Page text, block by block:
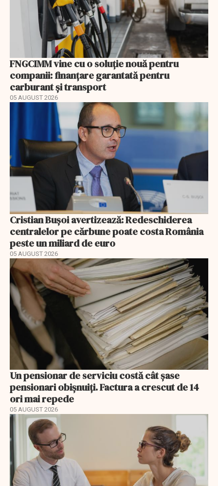
FNGCIMM vine cu o soluție nouă pentru
companii: finanțare garantată pentru
carburant și transport
05 AUGUST 2026
Cristian Bușoi avertizează: Redeschiderea
centralelor pe cărbune poate costa România
peste un miliard de euro
05 AUGUST 2026
Un pensionar de serviciu costă cât șase
pensionari obișnuiți. Factura a crescut de 14
ori mai repede
05 AUGUST 2026